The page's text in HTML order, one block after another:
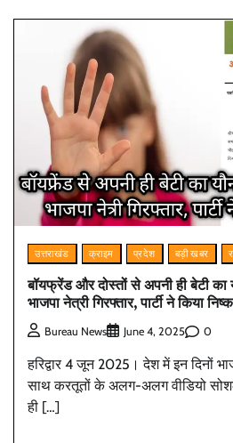
उत्तराखंड क्राइम प्रदेश बड़ी खबर
बॉयफ्रेंड और दोस्तों से अपनी ही बेटी का
भाजपा नेत्री गिरफ्तार, पार्टी ने किया
Bureau News June 4, 2025 0
हरिद्वार 4 जून 2025। देश में इन दिनों
साथ करतूतों के अलग-अलग वीडियो
ही […]